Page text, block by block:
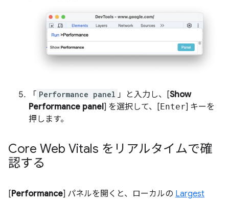
「 Performance panel 」と入力し、[Show
Performance panel] を選択して、[Enter] キーを
押します。
Core Web Vitals をリアルタイムで確
認する
[Performance] パネルを開くと、ローカルの Largest